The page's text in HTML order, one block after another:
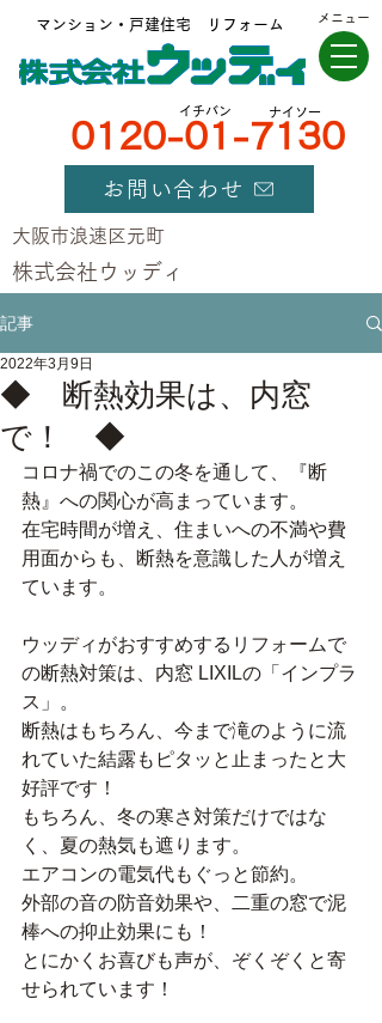
マンション・戸建住宅 リフォーム メニュー
0120-01-7130
ナイソー
​イチバン
お問い合わせ
大阪市浪速区元町
​株式会社ウッディ
記事
◆ 断熱効果は、内窓
で！ ◆
2022年3月9日
コロナ禍でのこの冬を通して、『断
熱』への関心が高まっています。
在宅時間が増え、住まいへの不満や費
用面からも、断熱を意識した人が増え
ています。
ウッディがおすすめするリフォームで
の断熱対策は、内窓 LIXILの「インプラ
ス」。
断熱はもちろん、今まで滝のように流
れていた結露もピタッと止まったと大
好評です！
もちろん、冬の寒さ対策だけではな
く、夏の熱気も遮ります。
エアコンの電気代もぐっと節約。
外部の音の防音効果や、二重の窓で泥
棒への抑止効果にも！
とにかくお喜びも声が、ぞくぞくと寄
せられています！